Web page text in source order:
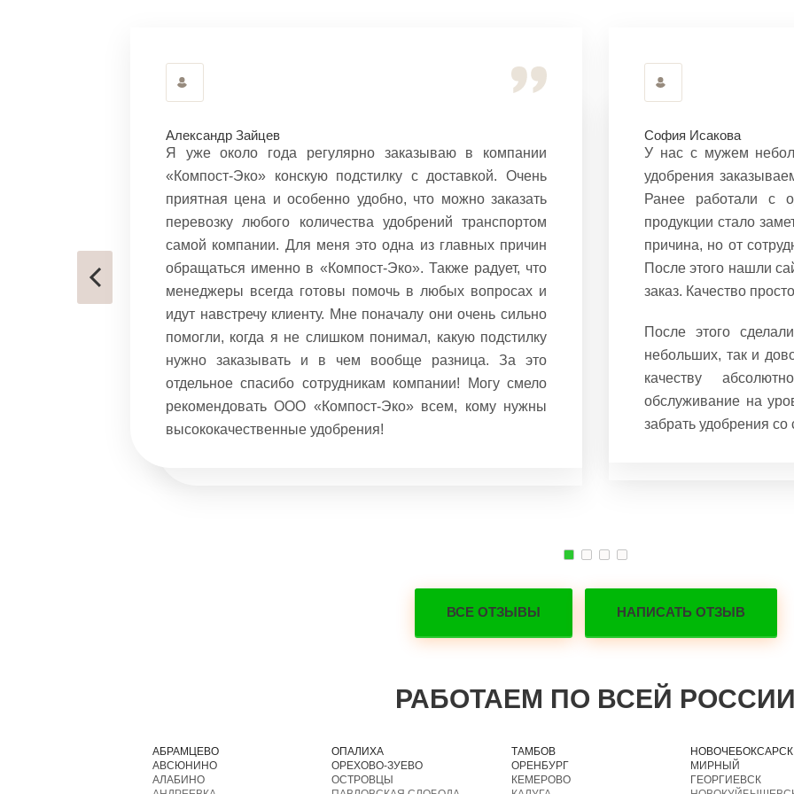
Александр Зайцев
Я уже около года регулярно заказываю в компании
«Компост-Эко» конскую подстилку с доставкой. Очень
приятная цена и особенно удобно, что можно заказать
перевозку любого количества удобрений транспортом
самой компании. Для меня это одна из главных причин
обращаться именно в «Компост-Эко». Также радует, что
менеджеры всегда готовы помочь в любых вопросах и
идут навстречу клиенту. Мне поначалу они очень сильно
помогли, когда я не слишком понимал, какую подстилку
нужно заказывать и в чем вообще разница. За это
отдельное спасибо сотрудникам компании! Могу смело
рекомендовать ООО «Компост-Эко» всем, кому нужны
высококачественные удобрения!
София Исакова
У нас с мужем
удобрения
Ранее работали с
продукции стало
причина, но от
После этого нашли
заказ. Качество
После этого
небольших, так и
качеству
обслуживание на
забрать удобрения со
ВСЕ ОТЗЫВЫ НАПИСАТЬ ОТЗЫВ
РАБОТАЕМ ПО ВСЕЙ РОССИИ
АБРАМЦЕВО
АВСЮНИНО
АЛАБИНО
ОПАЛИХА
ОРЕХОВО-ЗУЕВО
ОСТРОВЦЫ
ТАМБОВ
ОРЕНБУРГ
КЕМЕРОВО
НОВОЧЕБОКСАРСК
МИРНЫЙ
ГЕОРГИЕВСК